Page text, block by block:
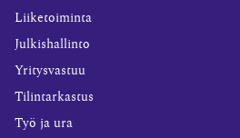
Liiketoiminta
Julkishallinto
Yritysvastuu
Tilintarkastus
Työ ja ura